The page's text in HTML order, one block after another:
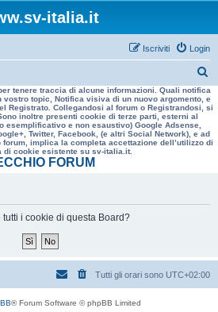
italia.it
Login
Iscriviti
e
r
a
tenere traccia di alcune informazioni. Quali notifica
topic, Notifica visiva di un nuovo argomento, e
Registrato. Collegandosi al forum o Registrandosi, si
inoltre presenti cookie di terze parti, esterni al
esemplificativo e non esaustivo) Google Adsense,
Twitter, Facebook, (e altri Social Network), e ad
implica la completa accettazione dell’utilizzo di
di cookie esistente su sv-italia.it.
FORUM
i cookie di questa Board?
Tutti gli orari sono UTC+02:00
® Forum Software © phpBB Limited